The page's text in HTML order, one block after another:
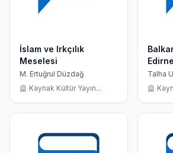
İslam ve Irkçılık
Meselesi
M. Ertuğrul Düzdağ
Kaynak Kültür Yayın...
+ (2
Talha